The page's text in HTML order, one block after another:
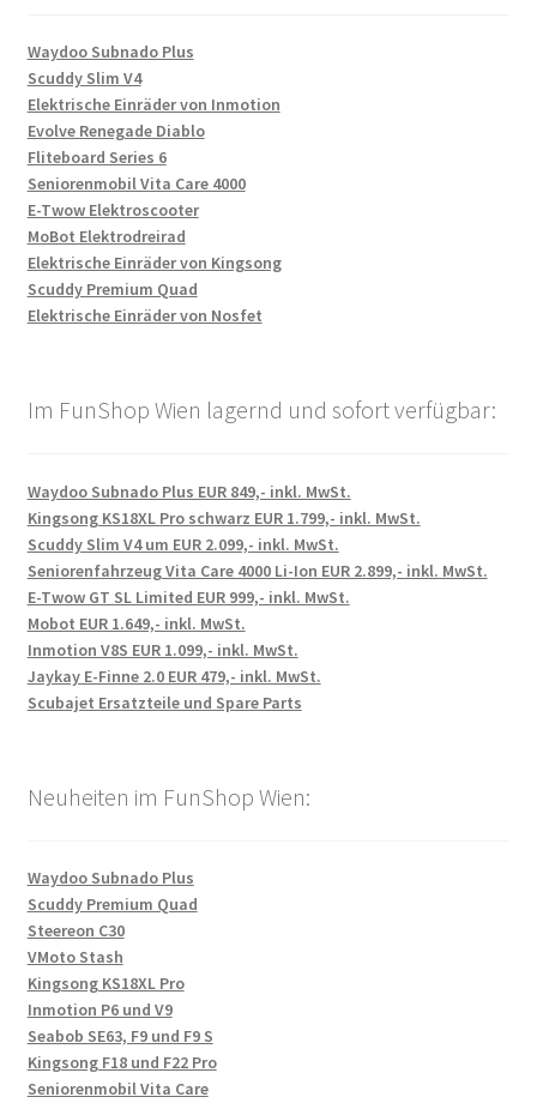
Waydoo Subnado Plus
Scuddy Slim V4
Elektrische Einräder von Inmotion
Evolve Renegade Diablo
Fliteboard Series 6
Seniorenmobil Vita Care 4000
E-Twow Elektroscooter
MoBot Elektrodreirad
Elektrische Einräder von Kingsong
Scuddy Premium Quad
Elektrische Einräder von Nosfet
Im FunShop Wien lagernd und sofort verfügbar:
Waydoo Subnado Plus EUR 849,- inkl. MwSt.
Kingsong KS18XL Pro schwarz EUR 1.799,- inkl. MwSt.
Scuddy Slim V4 um EUR 2.099,- inkl. MwSt.
Seniorenfahrzeug Vita Care 4000 Li-Ion EUR 2.899,- inkl. MwSt.
E-Twow GT SL Limited EUR 999,- inkl. MwSt.
Mobot EUR 1.649,- inkl. MwSt.
Inmotion V8S EUR 1.099,- inkl. MwSt.
Jaykay E-Finne 2.0 EUR 479,- inkl. MwSt.
Scubajet Ersatzteile und Spare Parts
Neuheiten im FunShop Wien:
Waydoo Subnado Plus
Scuddy Premium Quad
Steereon C30
VMoto Stash
Kingsong KS18XL Pro
Inmotion P6 und V9
Seabob SE63, F9 und F9 S
Kingsong F18 und F22 Pro
Seniorenmobil Vita Care